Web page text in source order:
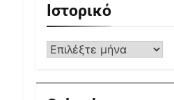
Ιστορικό